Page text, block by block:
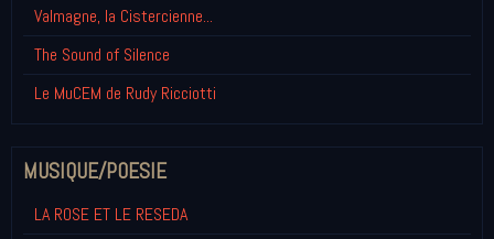
Valmagne, la Cistercienne...
The Sound of Silence
Le MuCEM de Rudy Ricciotti
MUSIQUE/POESIE
LA ROSE ET LE RESEDA